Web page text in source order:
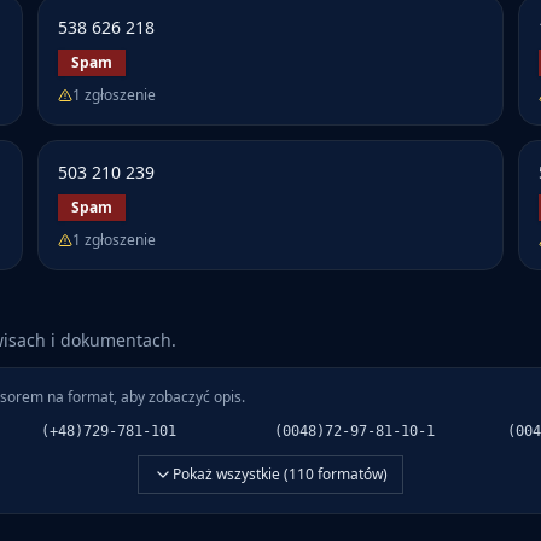
538 626 218
Spam
1 zgłoszenie
503 210 239
Spam
1 zgłoszenie
i dokumentach.
na format, aby zobaczyć opis.
(+48)729-781-101 (0048)72-97-81-10-1
Pokaż wszystkie (110formatów)